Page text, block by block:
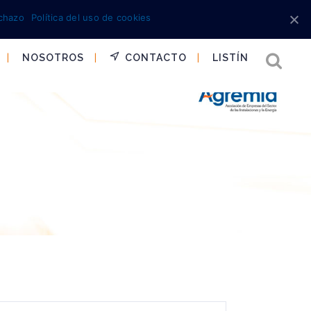
NOSOTROS CONTACTO LISTÍN
Política del uso de cookies